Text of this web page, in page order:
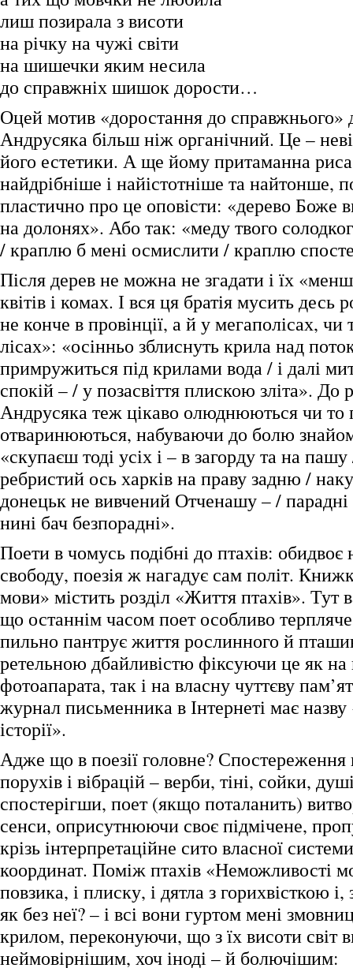
лиш позирала з висоти
на річку на чужі світи
на шишечки яким несила
до справжніх шишок дорости…
Оцей мотив «доростання до справжнього»
Андрусяка більш ніж органічний. Це –
його естетики. А ще йому притаманна
найдрібніше і найістотніше та найтонше,
пластично про це оповісти: «дерево Боже
на долонях». Або так: «меду твого
/ краплю б мені осмислити / краплю
Після дерев не можна не згадати і їх
квітів і комах. І вся ця братія мусить десь
не конче в провінції, а й у мегаполісах,
лісах»: «осінньо зблиснуть крила над
примружиться під крилами вода / і далі
спокій – / у позасвіття плискою зліта». До
Андрусяка теж цікаво олюднюються чи то
отваринюються, набуваючи до болю
«скупаєш тоді усіх і – в загорду та на
ребристий ось харків на праву задню /
донецьк не вивчений Отченашу – / парадні
нині бач безпорадні».
Поети в чомусь подібні до птахів: обидвоє
свободу, поезія ж нагадує сам політ.
мови» містить розділ «Життя птахів». Тут
що останнім часом поет особливо
пильно пантрує життя рослинного й
ретельною дбайливістю фіксуючи це як на
фотоапарата, так і на власну чуттєву
журнал письменника в Інтернеті має
історії».
Адже що в поезії головне?
порухів і вібрацій – верби, тіні, сойки,
спостерігши, поет (якщо поталанить)
сенси, оприсутнюючи своє підмічене,
крізь інтерпретаційне сито власної
координат. Поміж птахів «Неможливості
повзика, і плиску, і дятла з горихвісткою
як без неї? – і всі вони гуртом мені
крилом, переконуючи, що з їх висоти світ
неймовірнішим, хоч іноді – й болючішим: